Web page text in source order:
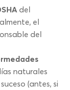
del
el
del
naturales
(antes, si